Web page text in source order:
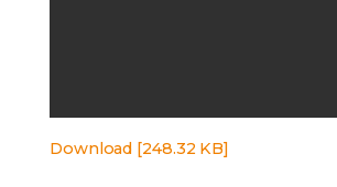
Download [248.32 KB]